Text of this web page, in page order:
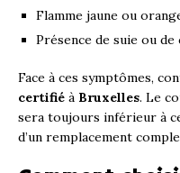
Flamme jaune ou
Présence de suie ou
Face à ces symptômes,
certifié à Bruxelles. Le
sera toujours inférieur à
d’un remplacement